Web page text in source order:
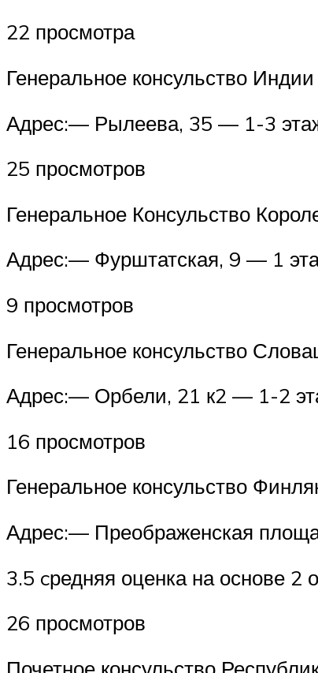
22 просмотра
Генеральное консульство Индии
Адрес:— Рылеева, 35 — 1-3
25 просмотров
Генеральное Консульство
Адрес:— Фурштатская, 9 — 1
9 просмотров
Генеральное консульство
Адрес:— Орбели, 21 к2 — 1-2
16 просмотров
Генеральное консульство
Адрес:— Преображенская
3.5 cредняя оценка на основе 2
26 просмотров